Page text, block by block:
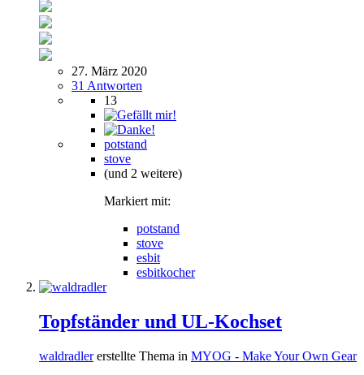
27. März 2020
31 Antworten
13
potstand
stove
(und 2 weitere)
Markiert mit:
potstand
stove
esbit
esbitkocher
Topfständer und UL-Kochset
waldradlererstellte Thema in MYOG - Make Your Own Gear